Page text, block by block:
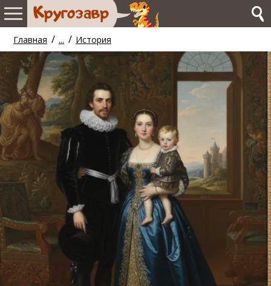
Главная / ... / История